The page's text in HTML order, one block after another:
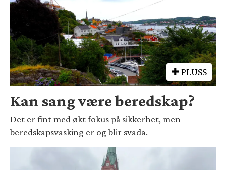
PLUSS
Kan sang være beredskap?
Det er fint med økt fokus på sikkerhet, men
beredskapsvasking er og blir svada.